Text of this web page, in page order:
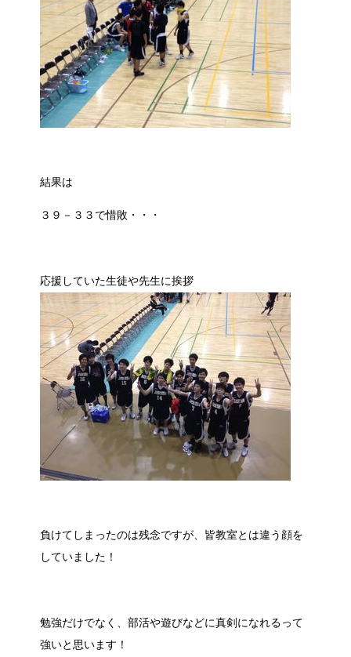
結果は
３９－３３で惜敗・・・
応援していた生徒や先生に挨拶
負けてしまったのは残念ですが、皆教室とは違う顔を
していました！
勉強だけでなく、部活や遊びなどに真剣になれるって
強いと思います！